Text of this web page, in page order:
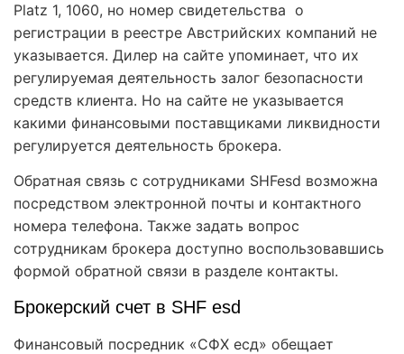
Platz 1, 1060, но номер свидетельства о
регистрации в реестре Австрийских компаний не
указывается. Дилер на сайте упоминает, что их
регулируемая деятельность залог безопасности
средств клиента. Но на сайте не указывается
какими финансовыми поставщиками ликвидности
регулируется деятельность брокера.
Обратная связь с сотрудниками SHFesd возможна
посредством электронной почты и контактного
номера телефона. Также задать вопрос
сотрудникам брокера доступно воспользовавшись
формой обратной связи в разделе контакты.
Брокерский счет в SHF esd
Финансовый посредник «СФХ есд» обещает